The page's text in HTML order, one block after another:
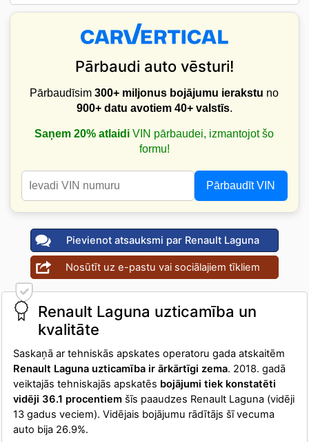
Pārbaudi auto vēsturi!
Pārbaudīsim300+ miljonus bojājumu ierakstu no
900+ datu avotiem 40+ valstīs.
Saņem 20% atlaidi VIN pārbaudei, izmantojot šo
formu!
Pārbaudīt VIN
Pievienot atsauksmi par Renault Laguna
Nosūtīt uz e-pastu vai sociālajiem tīkliem
Renault Laguna uzticamība un
kvalitāte
Saskaņā ar tehniskās apskates operatoru gada atskaitēm
Renault Laguna uzticamība ir ārkārtīgi zema. 2018. gadā
veiktajās tehniskajās apskatēs bojājumi tiek konstatēti
vidēji 36.1 procentiem šīs paaudzes Renault Laguna (vidēji
13 gadus veciem). Vidējais bojājumu rādītājs šī vecuma
auto bija 26.9%.